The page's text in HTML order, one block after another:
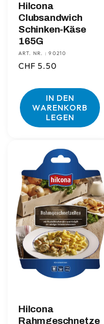
Hilcona
Clubsandwich
Schinken-Käse
165G
ART. NR. : 90210
Normaler
CHF 5.50
IN DEN
WARENKORB
LEGEN
Hilcona
Rahmgeschnetze